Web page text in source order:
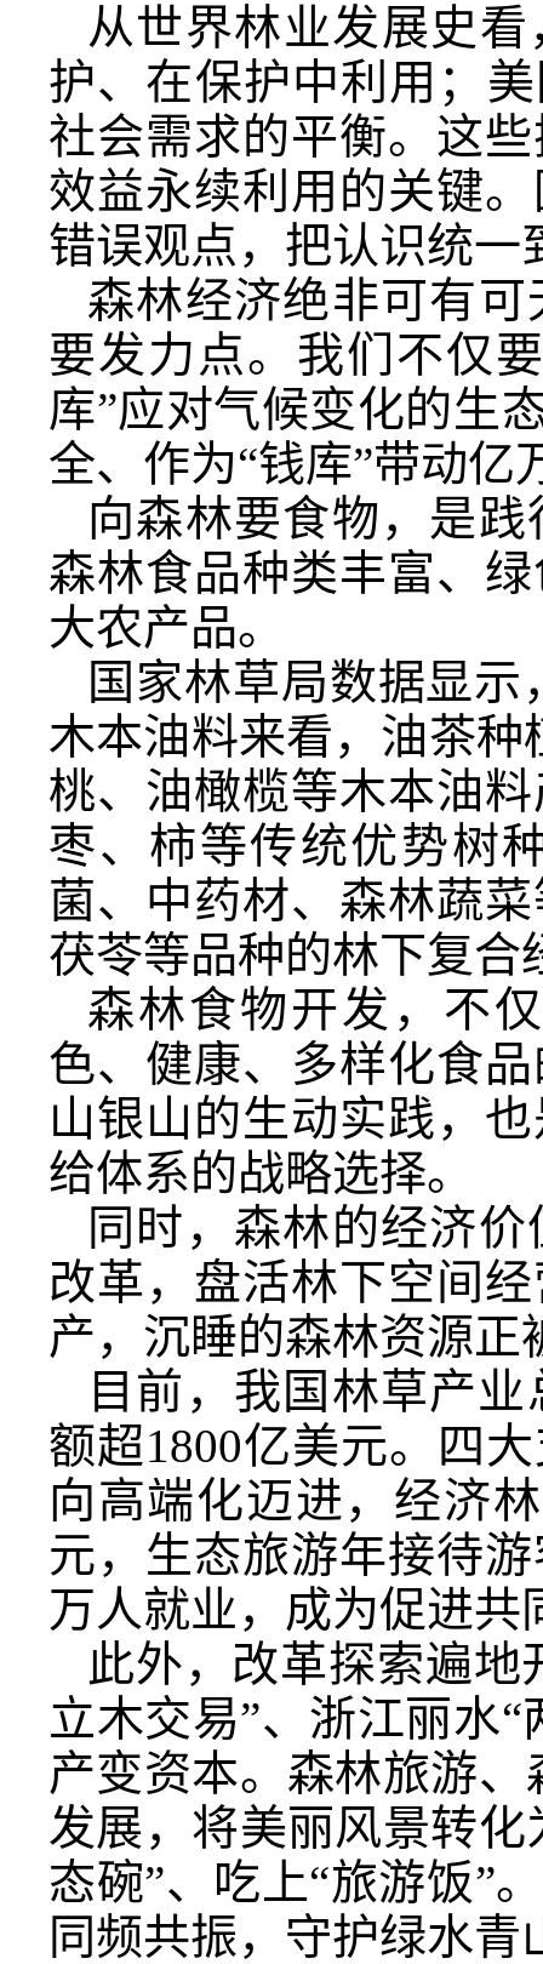
从世界林业发展史
护、在保护中利用；
社会需求的平衡。这
效益永续利用的关键
错误观点，把认识统一
森林经济绝非可有
要发力点。我们不仅
库”应对气候变化的生
全、作为“钱库”带动亿
向森林要食物，是
森林食品种类丰富、
大农产品。
国家林草局数据显
木本油料来看，油茶种
桃、油橄榄等木本油
枣、柿等传统优势树
菌、中药材、森林蔬
茯苓等品种的林下复合
森林食物开发，不
色、健康、多样化食
山银山的生动实践，
给体系的战略选择。
同时，森林的经济
改革，盘活林下空间
产，沉睡的森林资源正
目前，我国林草产
额超1800亿美元。四
向高端化迈进，经济
元，生态旅游年接待
万人就业，成为促进共
此外，改革探索遍地
立木交易”、浙江丽水
产变资本。森林旅游
发展，将美丽风景转
态碗”、吃上“旅游饭”
同频共振，守护绿水